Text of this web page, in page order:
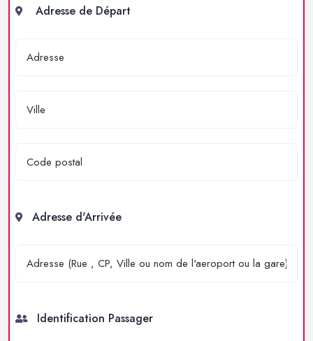
Adresse de Départ
Adresse d'Arrivée
Identification Passager